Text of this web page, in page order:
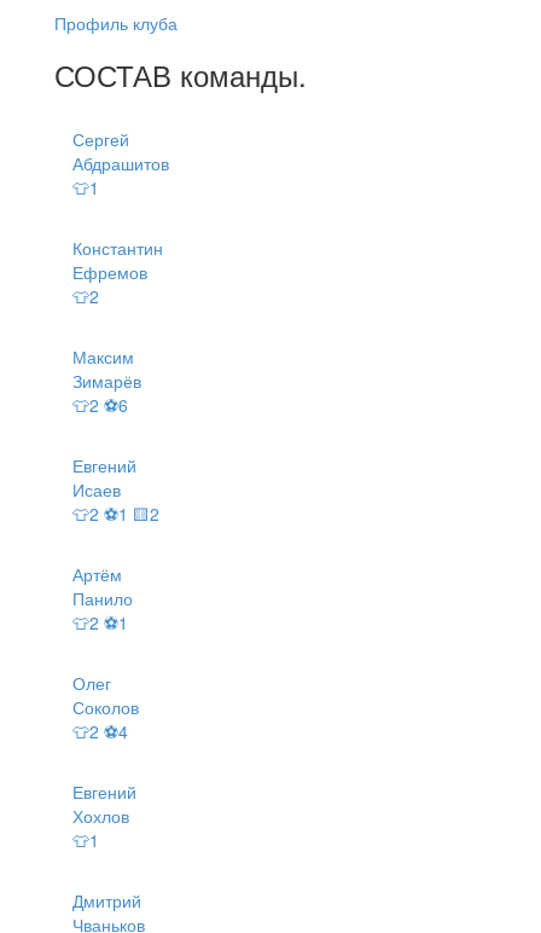
Профиль клуба
СОСТАВ команды.
Сергей
Абдрашитов
👕1
Константин
Ефремов
👕2
Максим
Зимарёв
👕2 ⚽6
Евгений
Исаев
👕2 ⚽1 🟨2
Артём
Панило
👕2 ⚽1
Олег
Соколов
👕2 ⚽4
Евгений
Хохлов
👕1
Дмитрий
Чваньков